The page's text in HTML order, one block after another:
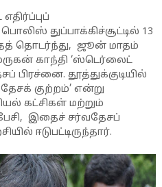
துப்பாக்கிச்சூட்டில் 13
தொடர்ந்து, ஜூன் மாதம்
காந்தி ‘ஸ்டெர்லைட்
பிரச்னை. தூத்துக்குடியில்
குற்றம்’ என்று
கட்சிகள் மற்றும்
இதைச் சர்வதேசப்
ஈடுபட்டிருந்தார்.